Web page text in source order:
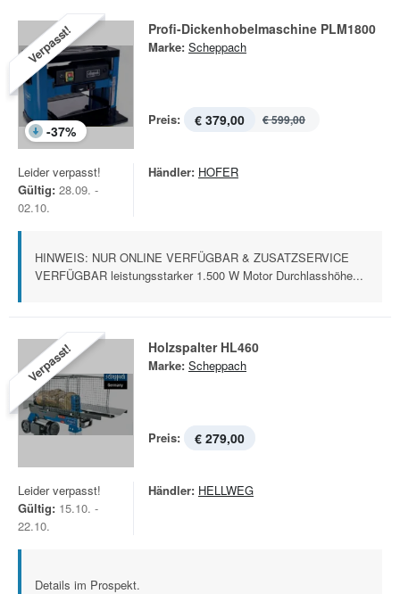
Verpasst!
-37%
Profi-Dickenhobelmaschine PLM1800
Marke: Scheppach
Preis: € 379,00 € 599,00
Leider verpasst!
Gültig: 28.09. -
02.10.
Händler: HOFER
HINWEIS: NUR ONLINE VERFÜGBAR & ZUSATZSERVICE
VERFÜGBAR leistungsstarker 1.500 W Motor Durchlasshöhe...
Verpasst! Holzspalter HL460
Marke: Scheppach
Preis: € 279,00
Leider verpasst!
Gültig: 15.10. -
22.10.
Händler: HELLWEG
Details im Prospekt.